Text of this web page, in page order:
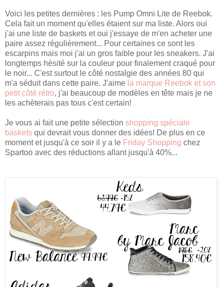
Voici les petites dernières : les Pump Omni Lite de Reebok.
Cela fait un moment qu'elles étaient sur ma liste. Alors oui
j'ai une liste de baskets et oui j'essaye de m'en acheter une
paire assez régulièrement... Pour certaines ce sont les
escarpins mais moi j'ai un gros faible pour les sneakers. J'ai
longtemps hésité sur la couleur pour finalement craqué pour
le noir... C'est surtout le côté nostalgie des années 80 qui
m'a séduit dans cette paire. J'aime la marque Reebok et son
petit côté rétro, j'ai beaucoup de modèles en tête mais je ne
les achèterais pas tous c'est certain!
Je vous ai fait une petite sélection shopping spéciale
baskets qui devrait vous donner des idées! De plus en ce
moment et jusqu'à ce soir il y a le Friday Shopping chez
Spartoo avec des réductions allant jusqu'à 40%...